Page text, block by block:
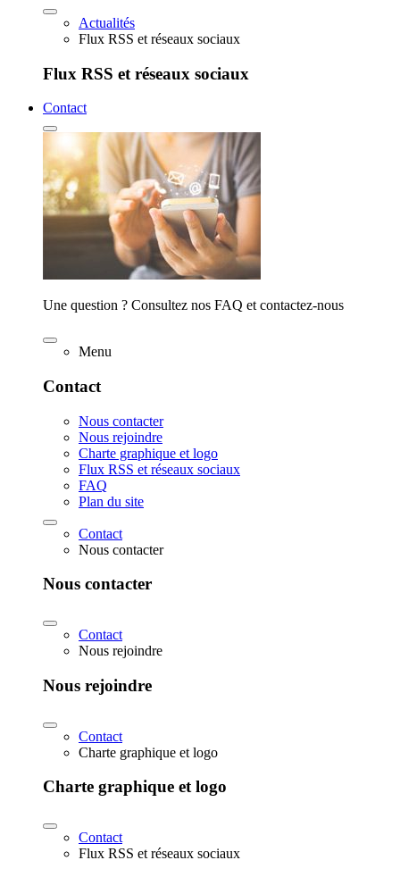
Actualités
Flux RSS et réseaux sociaux
Flux RSS et réseaux sociaux
Contact
Une question ? Consultez nos FAQ et contactez-nous
Menu
Contact
Nous contacter
Nous rejoindre
Charte graphique et logo
Flux RSS et réseaux sociaux
FAQ
Plan du site
Contact
Nous contacter
Nous contacter
Contact
Nous rejoindre
Nous rejoindre
Contact
Charte graphique et logo
Charte graphique et logo
Contact
Flux RSS et réseaux sociaux